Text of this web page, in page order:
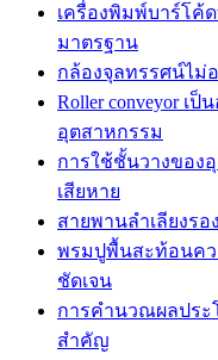
เครื่องพิมพ์บาร์โค้
มาตรฐาน
กล้องจุลทรรศน์ไม่
Roller conveyor
อุตสาหกรรม
การใช้ชั้นวางของ
เสียหาย
สายพานลำเลียงร
พรมปูพื้นสะท้อนคว
ชัดเจน
การคำนวณผลประ
สำคัญ